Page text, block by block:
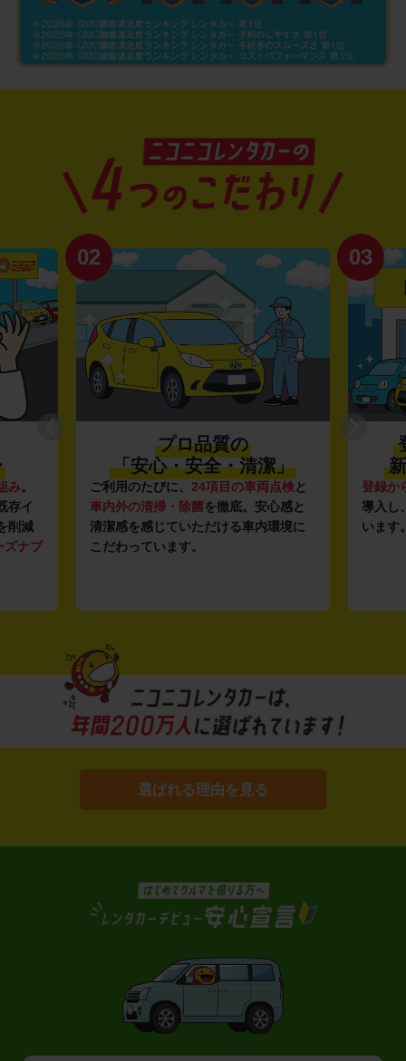
み。
存イ
削減
ズナブ
02
プロ品質の
「安心・安全・清潔」
ご利用のたびに、 24項目の車両点検と
車内外の清掃・除菌を徹底。安心感と
清潔感を感じていただける車内環境に
こだわっています。
03
登録か
導入し
います
選ばれる理由を見る